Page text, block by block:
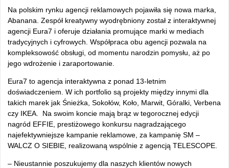
Na polskim rynku agencji reklamowych pojawiła się nowa marka,
Abanana. Zespół kreatywny wyodrębniony został z interaktywnej
agencji Eura7 i oferuje działania promujące marki w mediach
tradycyjnych i cyfrowych. Współpraca obu agencji pozwala na
kompleksowość obsługi, od momentu narodzin pomysłu, aż po
jego wdrożenie i zaraportowanie.
Eura7 to agencja interaktywna z ponad 13-letnim
doświadczeniem. W ich portfolio są projekty między innymi dla
takich marek jak Śnieżka, Sokołów, Koło, Marwit, Góralki, Verbena
czy IKEA. Na swoim koncie mają brąz w tegorocznej edycji
nagród EFFIE, prestiżowego konkursu nagradzającego
najefektywniejsze kampanie reklamowe, za kampanię SM –
WALCZ O SIEBIE, realizowaną wspólnie z agencją TELESCOPE.
– Nieustannie poszukujemy dla naszych klientów nowych